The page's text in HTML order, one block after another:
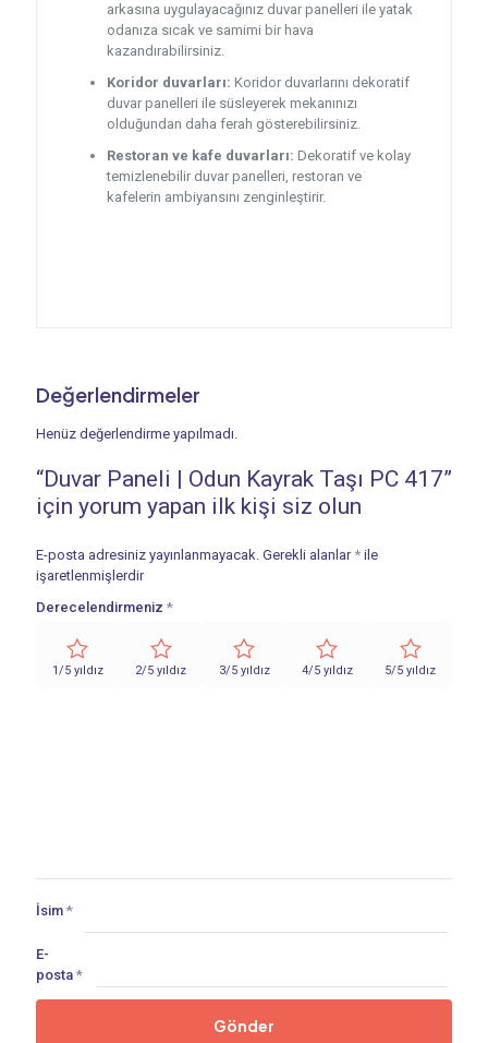
arkasına uygulayacağınız duvar panelleri ile yatak
odanıza sıcak ve samimi bir hava
kazandırabilirsiniz.
Koridor duvarları: Koridor duvarlarını dekoratif
duvar panelleri ile süsleyerek mekanınızı
olduğundan daha ferah gösterebilirsiniz.
Restoran ve kafe duvarları: Dekoratif ve kolay
temizlenebilir duvar panelleri, restoran ve
kafelerin ambiyansını zenginleştirir.
Değerlendirmeler
Henüz değerlendirme yapılmadı.
“Duvar Paneli | Odun Kayrak Taşı PC 417”
için yorum yapan ilk kişi siz olun
E-posta adresiniz yayınlanmayacak. Gerekli alanlar * ile
işaretlenmişlerdir
Derecelendirmeniz *
1/5 yıldız 2/5 yıldız 3/5 yıldız 4/5 yıldız 5/5 yıldız
İsim *
E-
posta *